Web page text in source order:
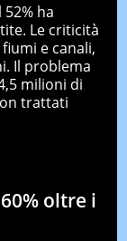
ha
Le criticità
e canali,
Il problema
milioni di
trattati
oltre i